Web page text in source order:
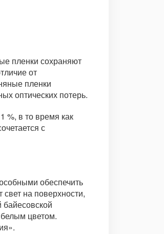
пленки сохраняют
от
пленки
оптических потерь.
%, в то время как
с
обеспечить
на поверхности,
цветом.